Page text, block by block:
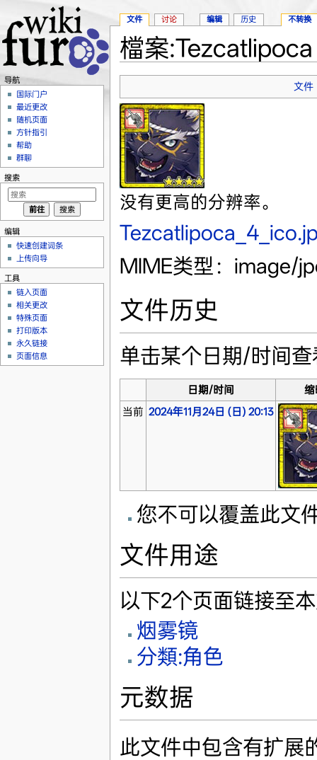
檔案
文件
没有更高的分辨率。
MIME类型：image/
文件历史
单击某个日期/时间
日期/时间
当前 2024年11月24日 (日) 20:13
您不可以覆盖此文
文件用途
以下2个页面链接至
烟雾镜
分類:角色
元数据
此文件中包含有扩展
文件 讨论 编辑 历史 不转换
导航
国际门户
最近更改
随机页面
方针指引
帮助
群聊
搜索
编辑
快速创建词条
上传向导
工具
链入页面
相关更改
特殊页面
打印版本
永久链接
页面信息